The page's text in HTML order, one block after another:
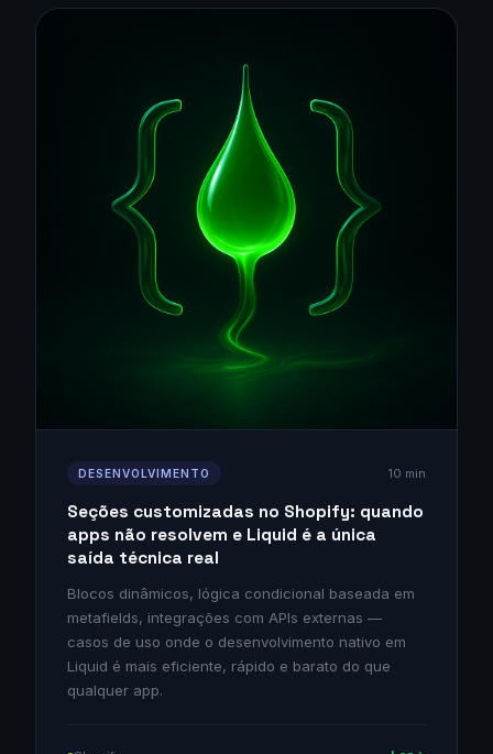
DESENVOLVIMENTO 10 min
Seções customizadas no Shopify: quando
apps não resolvem e Liquid é a única
saída técnica real
Blocos dinâmicos, lógica condicional baseada em
metafields, integrações com APIs externas —
casos de uso onde o desenvolvimento nativo em
Liquid é mais eficiente, rápido e barato do que
qualquer app.